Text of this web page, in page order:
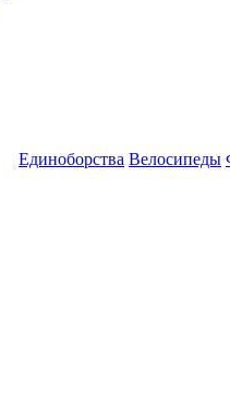
Единоборства Велосипеды